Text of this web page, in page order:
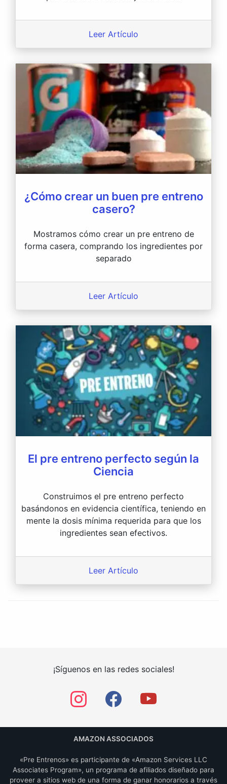
Leer Artículo
¿Cómo crear un buen pre entreno
casero?
Mostramos cómo crear un pre entreno de
forma casera, comprando los ingredientes por
separado
Leer Artículo
El pre entreno perfecto según la
Ciencia
Construimos el pre entreno perfecto
basándonos en evidencia científica, teniendo en
mente la dosis mínima requerida para que los
ingredientes sean efectivos.
Leer Artículo
¡Síguenos en las redes sociales!
AMAZON ASSOCIADOS
«Pre Entrenos» es participante de «Amazon Services LLC
Associates Program», un programa de afiliados diseñado para
proveer a sitios web de una forma de ganar honorarios a través